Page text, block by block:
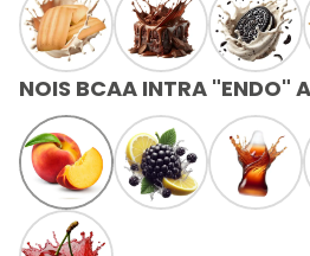
NOIS BCAA INTRA "ENDO"